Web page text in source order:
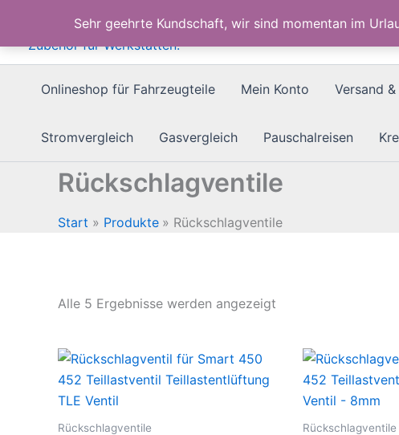
Sehr geehrte Kundschaft, wir sind momentan im
springen
Onlineshop für Fahrzeugteile Mein Konto Versand
Stromvergleich Gasvergleich Pauschalreisen
Rückschlagventile
Start Produkte Rückschlagventile
Alle 5 Ergebnisse werden angezeigt
Rückschlagventile Rückschlagventile